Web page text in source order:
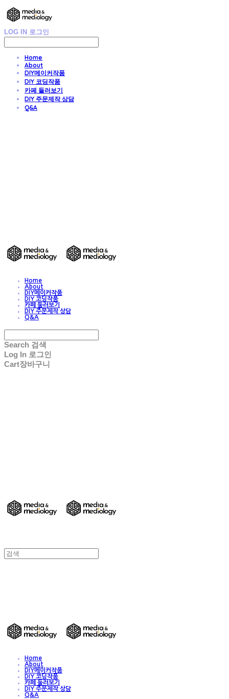
LOG IN 로그인
Home
About
DIY메이커작품
DIY 코딩작품
카페 둘러보기
DIY 주문제작 상담
Q&A
Home
About
DIY메이커작품
DIY 코딩작품
카페 둘러보기
DIY 주문제작 상담
Q&A
Search 검색
Log In 로그인
Cart장바구니
Home
About
DIY메이커작품
DIY 코딩작품
카페 둘러보기
DIY 주문제작 상담
Q&A